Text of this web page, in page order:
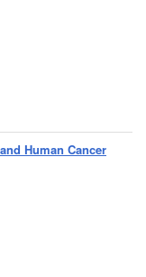
Human Cancer